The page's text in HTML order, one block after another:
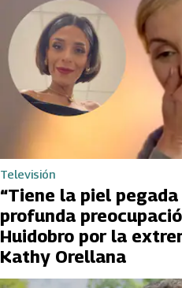
Televisión
“Tiene la piel pegada
profunda
Huidobro por la
Kathy Orellana